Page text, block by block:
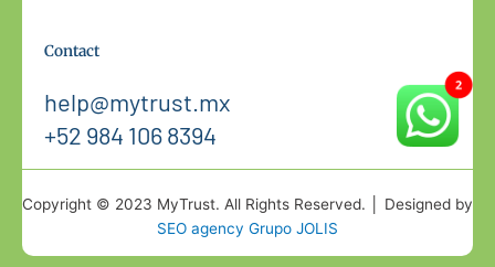
Contact
help@mytrust.mx
+52 984 106 8394
Copyright © 2023 MyTrust. All Rights Reserved. │ Designed by
SEO agency Grupo JOLIS